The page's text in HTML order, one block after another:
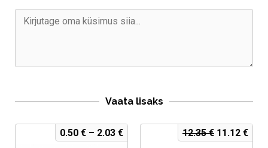
Vaata lisaks
0.50 € – 2.03 € 12.35€ Algne
hind
11.12 €